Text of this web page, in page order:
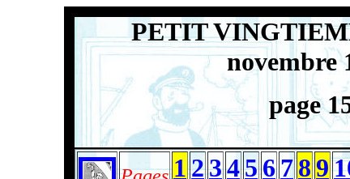
PETIT
novembre
page
123456789